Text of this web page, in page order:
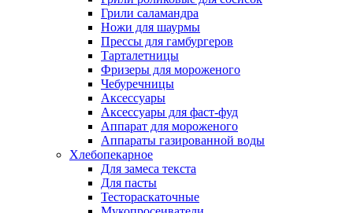
Грили саламандра
Ножи для шаурмы
Прессы для гамбургеров
Тарталетницы
Фризеры для мороженого
Чебуречницы
Аксессуары
Аксессуары для фаст-фуд
Аппарат для мороженого
Аппараты газированной воды
Хлебопекарное
Для замеса текста
Для пасты
Тестораскаточные